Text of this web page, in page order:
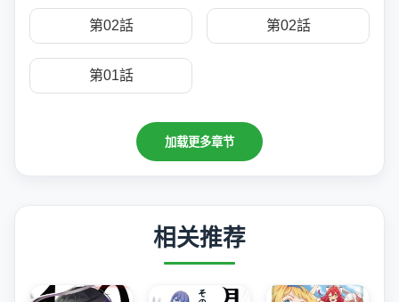
第02話 第02話
第01話
加载更多章节
相关推荐